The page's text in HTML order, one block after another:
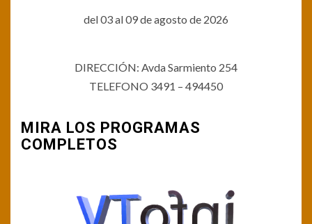
del 03 al 09 de agosto de 2026
DIRECCIÓN: Avda Sarmiento 254
TELEFONO 3491 – 494450
MIRA LOS PROGRAMAS
COMPLETOS